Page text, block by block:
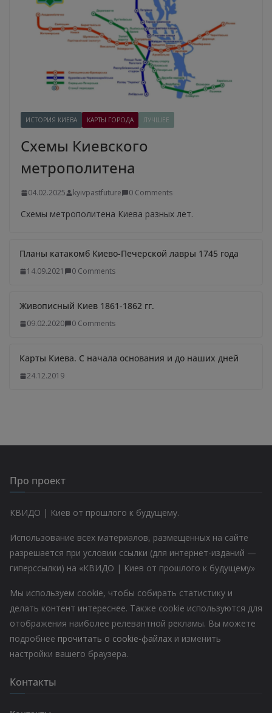
ИСТОРИЯ КИЕВА КАРТЫ ГОРОДА ЛУЧШЕЕ
Схемы Киевского
метрополитена
04.02.2025 kyivpastfuture 0 Comments
Схемы метрополитена Киева разных лет.
Планы катакомб Киево-Печерской лавры 1745 года
14.09.2021 0 Comments
Живописный Киев 1861-1862 гг.
09.02.2020 0 Comments
Карты Киева. С начала основания и до наших дней
24.12.2019
Про проект
КВИДО | Киев от прошлого к будущему.
Использование всех материалов, размещенных на сайте
разрешается при условии ссылки (для интернет-изданий —
гиперссылки) на «КВИДО | Киев от прошлого к будущему»
Мы используем cookie, чтобы собирать статистику и
делать контент интереснее. Также cookie используются для
отображения наиболее релевантной рекламы. Вы можете
подробнее прочитать о cookie-файлах и изменить
настройки вашего браузера.
Контакты